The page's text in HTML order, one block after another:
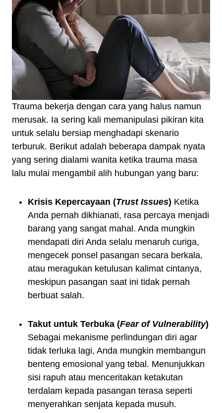
Trauma bekerja dengan cara yang halus namun
merusak. Ia sering kali memanipulasi pikiran kita
untuk selalu bersiap menghadapi skenario
terburuk. Berikut adalah beberapa dampak nyata
yang sering dialami wanita ketika trauma masa
lalu mulai mengambil alih hubungan yang baru:
Krisis Kepercayaan (Trust Issues) Ketika
Anda pernah dikhianati, rasa percaya menjadi
barang yang sangat mahal. Anda mungkin
mendapati diri Anda selalu menaruh curiga,
mengecek ponsel pasangan secara berkala,
atau meragukan ketulusan kalimat cintanya,
meskipun pasangan saat ini tidak pernah
berbuat salah.
Takut untuk Terbuka (Fear of Vulnerability)
Sebagai mekanisme perlindungan diri agar
tidak terluka lagi, Anda mungkin membangun
benteng emosional yang tebal. Menunjukkan
sisi rapuh atau menceritakan ketakutan
terdalam kepada pasangan terasa seperti
menyerahkan senjata kepada musuh.